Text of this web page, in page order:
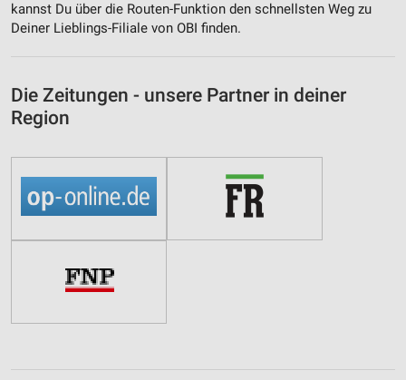
kannst Du über die Routen-Funktion den schnellsten Weg zu
Deiner Lieblings-Filiale von OBI finden.
Die Zeitungen - unsere Partner in deiner
Region